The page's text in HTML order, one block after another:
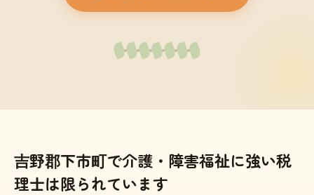
吉野郡下市町で介護・障害福祉に強い税
理士は限られています